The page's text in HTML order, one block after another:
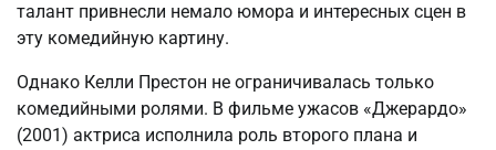
талант привнесли немало юмора и интересных сцен в
эту комедийную картину.
Однако Келли Престон не ограничивалась только
комедийными ролями. В фильме ужасов «Джерардо»
(2001) актриса исполнила роль второго плана и